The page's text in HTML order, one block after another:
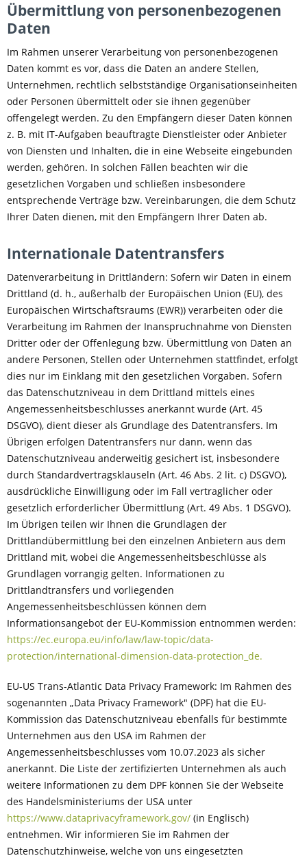
Übermittlung von personenbezogenen
Daten
Im Rahmen unserer Verarbeitung von personenbezogenen
Daten kommt es vor, dass die Daten an andere Stellen,
Unternehmen, rechtlich selbstständige Organisationseinheiten
oder Personen übermittelt oder sie ihnen gegenüber
offengelegt werden. Zu den Empfängern dieser Daten können
z. B. mit IT-Aufgaben beauftragte Dienstleister oder Anbieter
von Diensten und Inhalten, die in eine Webseite eingebunden
werden, gehören. In solchen Fällen beachten wir die
gesetzlichen Vorgaben und schließen insbesondere
entsprechende Verträge bzw. Vereinbarungen, die dem Schutz
Ihrer Daten dienen, mit den Empfängern Ihrer Daten ab.
Internationale Datentransfers
Datenverarbeitung in Drittländern: Sofern wir Daten in einem
Drittland (d. h., außerhalb der Europäischen Union (EU), des
Europäischen Wirtschaftsraums (EWR)) verarbeiten oder die
Verarbeitung im Rahmen der Inanspruchnahme von Diensten
Dritter oder der Offenlegung bzw. Übermittlung von Daten an
andere Personen, Stellen oder Unternehmen stattfindet, erfolgt
dies nur im Einklang mit den gesetzlichen Vorgaben. Sofern
das Datenschutzniveau in dem Drittland mittels eines
Angemessenheitsbeschlusses anerkannt wurde (Art. 45
DSGVO), dient dieser als Grundlage des Datentransfers. Im
Übrigen erfolgen Datentransfers nur dann, wenn das
Datenschutzniveau anderweitig gesichert ist, insbesondere
durch Standardvertragsklauseln (Art. 46 Abs. 2 lit. c) DSGVO),
ausdrückliche Einwilligung oder im Fall vertraglicher oder
gesetzlich erforderlicher Übermittlung (Art. 49 Abs. 1 DSGVO).
Im Übrigen teilen wir Ihnen die Grundlagen der
Drittlandübermittlung bei den einzelnen Anbietern aus dem
Drittland mit, wobei die Angemessenheitsbeschlüsse als
Grundlagen vorrangig gelten. Informationen zu
Drittlandtransfers und vorliegenden
Angemessenheitsbeschlüssen können dem
Informationsangebot der EU-Kommission entnommen werden:
https://ec.europa.eu/info/law/law-topic/data-
protection/international-dimension-data-protection_de.
EU-US Trans-Atlantic Data Privacy Framework: Im Rahmen des
sogenannten „Data Privacy Framework" (DPF) hat die EU-
Kommission das Datenschutzniveau ebenfalls für bestimmte
Unternehmen aus den USA im Rahmen der
Angemessenheitsbeschlusses vom 10.07.2023 als sicher
anerkannt. Die Liste der zertifizierten Unternehmen als auch
weitere Informationen zu dem DPF können Sie der Webseite
des Handelsministeriums der USA unter
https://www.dataprivacyframework.gov/ (in Englisch)
entnehmen. Wir informieren Sie im Rahmen der
Datenschutzhinweise, welche von uns eingesetzten